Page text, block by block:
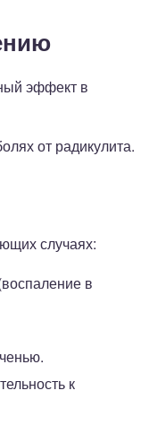
эффект в
от радикулита.
случаях:
в
к